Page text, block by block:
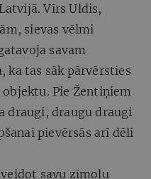
Vīrs Uldis,
sievas vēlmi
savam
ka tas sāk pārvērsties
Pie Žentiņiem
draugi, draugu draugi
pievērsās arī dēli
veidot savu zīmolu